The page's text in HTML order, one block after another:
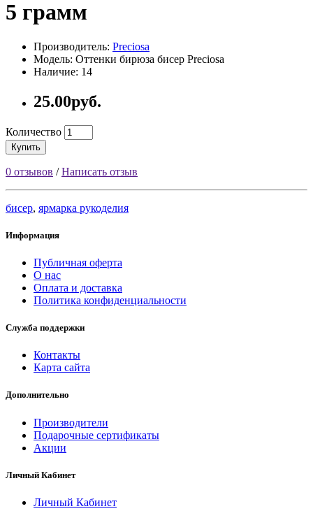
5 грамм
Производитель: Preciosa
Модель: Оттенки бирюза бисер Preciosa
Наличие: 14
25.00руб.
Количество
Купить
0 отзывов /Написать отзыв
бисер, ярмарка рукоделия
Информация
Публичная оферта
О нас
Оплата и доставка
Политика конфиденциальности
Служба поддержки
Контакты
Карта сайта
Дополнительно
Производители
Подарочные сертификаты
Акции
Личный Кабинет
Личный Кабинет